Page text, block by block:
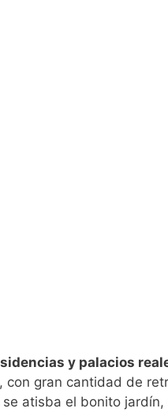
y palacios
gran cantidad de
atisba el bonito